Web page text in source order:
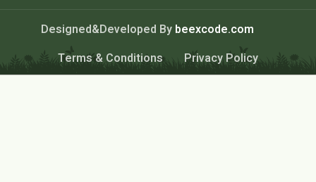
Designed&Developed By beexcode.com
Terms & Conditions
Privacy Policy